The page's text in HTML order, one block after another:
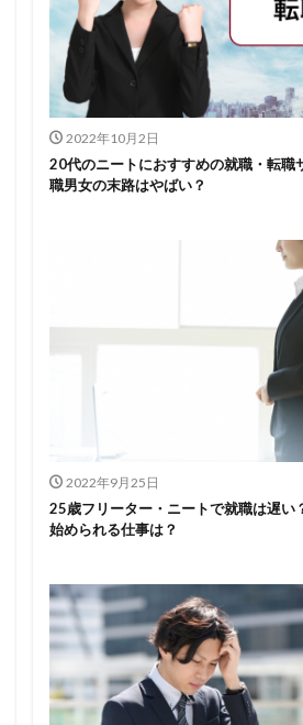
2022年10月2日
20代のニートにおすすめの就職・転職
職男女の末路はやばい？
2022年9月25日
25歳フリーター・ニートで就職は遅い
始められる仕事は？
ビズリーチ・キャンパス
バレな
ネオキャリア
ニート
どん
どんな仕事が向いている
とりあ
高卒
検索